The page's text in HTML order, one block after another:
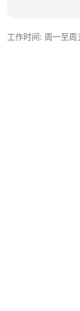
工作时间: 周一至